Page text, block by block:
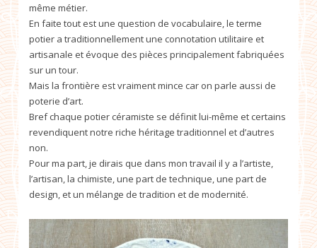
même métier.
En faite tout est une question de vocabulaire, le terme
potier a traditionnellement une connotation utilitaire et
artisanale et évoque des pièces principalement fabriquées
sur un tour.
Mais la frontière est vraiment mince car on parle aussi de
poterie d’art.
Bref chaque potier céramiste se définit lui-même et certains
revendiquent notre riche héritage traditionnel et d’autres
non.
Pour ma part, je dirais que dans mon travail il y a l’artiste,
l’artisan, la chimiste, une part de technique, une part de
design, et un mélange de tradition et de modernité.